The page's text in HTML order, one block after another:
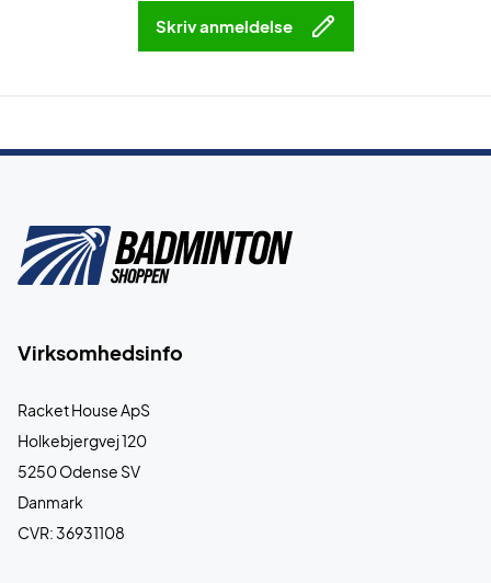
Skriv anmeldelse
Virksomhedsinfo
Racket House ApS
Holkebjergvej 120
5250 Odense SV
Danmark
CVR: 36931108